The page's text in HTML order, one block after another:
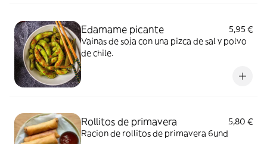
Edamame picante
5,95 €
Vainas de soja con una pizca de sal y polvo
de chile.
Rollitos de primavera
5,80 €
Racion de rollitos de primavera 6und